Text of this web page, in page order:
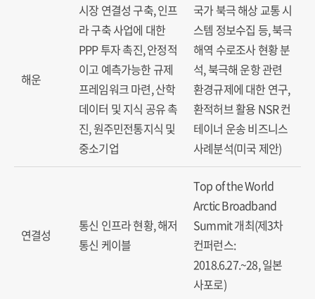
해운
시장 연결성 구축, 인프
라 구축 사업에 대한
PPP 투자 촉진, 안정적
이고 예측가능한 규제
프레임워크 마련, 산학
데이터 및 지식 공유 촉
진, 원주민전통지식 및
중소기업
국가 북극 해상 교통 시
스템 정보수집 등, 북극
해역 수로조사 현황 분
석, 북극해 운항 관련
환경규제에 대한 연구,
환적허브 활용 NSR 컨
테이너 운송 비즈니스
사례분석(미국 제안)
연결성
통신 인프라 현황, 해저
통신 케이블
Top of the World
Arctic Broadband
Summit 개최(제3차
컨퍼런스:
2018.6.27.~28, 일본
사포로)